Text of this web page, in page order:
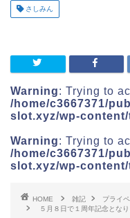
さしみん
Warning: Trying to
/home/c3667371/
slot.xyz/wp-
Warning: Trying to
/home/c3667371/
slot.xyz/wp-
HOME 雑記
プライ
５月８日で１周年記念とな